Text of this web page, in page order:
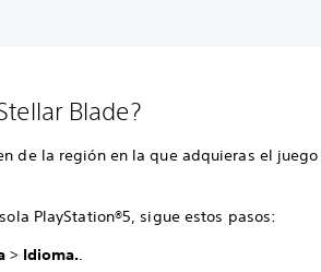
Blade?
de la región en la que adquieras el
PlayStation®5, sigue estos pasos:
> Idioma..